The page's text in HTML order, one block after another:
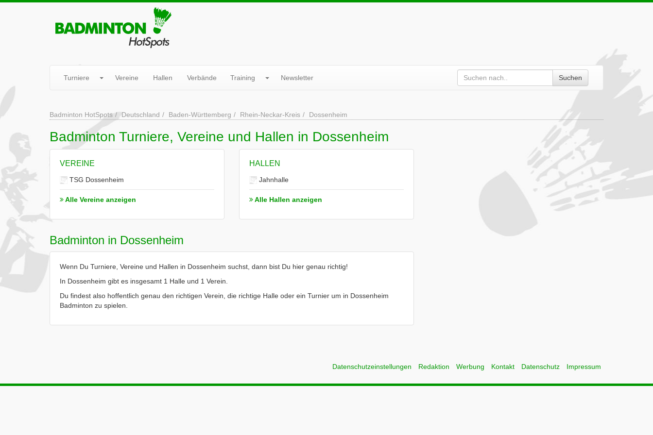
Turniere Vereine Hallen Verbände Training Newsletter Suchen
Badminton HotSpots Deutschland Baden-Württemberg Rhein-Neckar-Kreis Dossenheim
Badminton Turniere, Vereine und Hallen in Dossenheim
VEREINE
TSG Dossenheim
Alle Vereine anzeigen
HALLEN
Jahnhalle
Alle Hallen anzeigen
Badminton in Dossenheim
Wenn Du Turniere, Vereine und Hallen in Dossenheim suchst, dann bist Du hier genau richtig!
In Dossenheim gibt es insgesamt 1 Halle und 1 Verein.
Du findest also hoffentlich genau den richtigen Verein, die richtige Halle oder ein Turnier um in Dossenheim
Badminton zu spielen.
Datenschutzeinstellungen Redaktion Werbung Kontakt Datenschutz Impressum